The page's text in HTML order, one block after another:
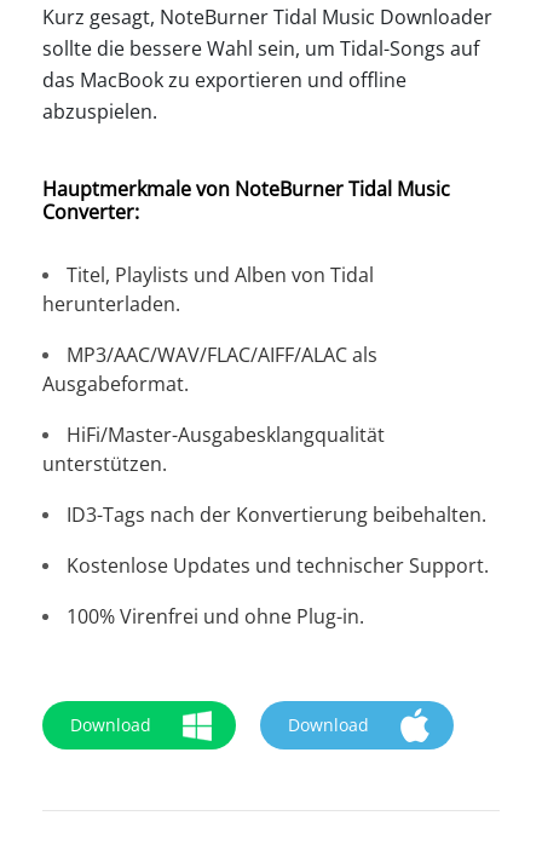
Kurz gesagt, NoteBurner Tidal Music Downloader
sollte die bessere Wahl sein, um Tidal-Songs auf
das MacBook zu exportieren und offline
abzuspielen.
Hauptmerkmale von NoteBurner Tidal Music
Converter:
Titel, Playlists und Alben von Tidal
herunterladen.
MP3/AAC/WAV/FLAC/AIFF/ALAC als
Ausgabeformat.
HiFi/Master-Ausgabesklangqualität
unterstützen.
ID3-Tags nach der Konvertierung beibehalten.
Kostenlose Updates und technischer Support.
100% Virenfrei und ohne Plug-in.
Download Download